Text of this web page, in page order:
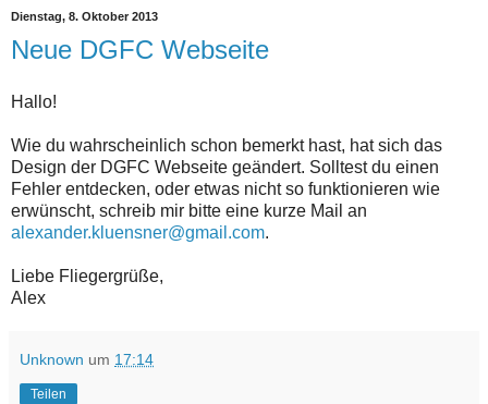
Dienstag, 8. Oktober 2013
Neue DGFC Webseite
Hallo!
Wie du wahrscheinlich schon bemerkt hast, hat sich das
Design der DGFC Webseite geändert. Solltest du einen
Fehler entdecken, oder etwas nicht so funktionieren wie
erwünscht, schreib mir bitte eine kurze Mail an
alexander.kluensner@gmail.com.
Liebe Fliegergrüße,
Alex
Unknown um 17:14
Teilen